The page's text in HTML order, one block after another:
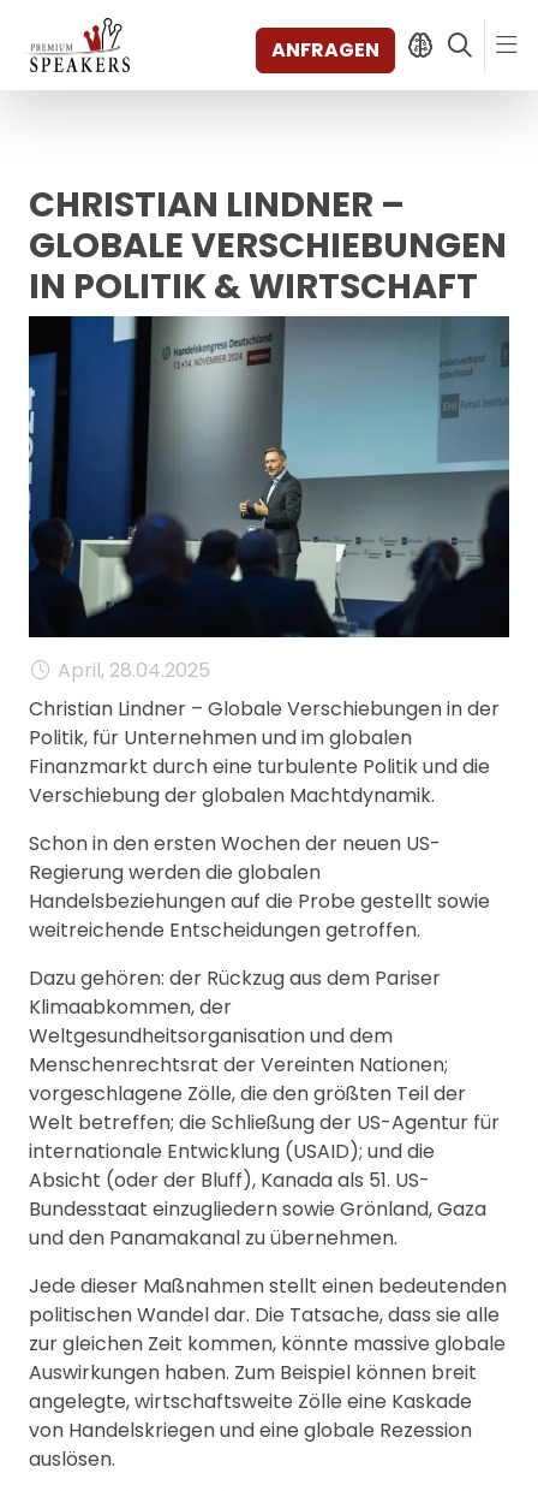
ANFRAGEN
SPEAKERS
THEMEN
ENTDECKEN
SHORTS
VIDEOS
MAGAZIN
BACKSTAGE
AGENTUR
KONTAKT & STANDORTE
MANAGEMENT
FAQ
CHRISTIAN LINDNER –
GLOBALE VERSCHIEBUNGEN
IN POLITIK & WIRTSCHAFT
April, 28.04.2025
Christian Lindner – Globale Verschiebungen in der
Politik, für Unternehmen und im globalen
Finanzmarkt durch eine turbulente Politik und die
Verschiebung der globalen Machtdynamik.
Schon in den ersten Wochen der neuen US-
Regierung werden die globalen
Handelsbeziehungen auf die Probe gestellt sowie
weitreichende Entscheidungen getroffen.
Dazu gehören: der Rückzug aus dem Pariser
Klimaabkommen, der
Weltgesundheitsorganisation und dem
Menschenrechtsrat der Vereinten Nationen;
vorgeschlagene Zölle, die den größten Teil der
Welt betreffen; die Schließung der US-Agentur für
internationale Entwicklung (USAID); und die
Absicht (oder der Bluff), Kanada als 51. US-
Bundesstaat einzugliedern sowie Grönland, Gaza
und den Panamakanal zu übernehmen.
Jede dieser Maßnahmen stellt einen bedeutenden
politischen Wandel dar. Die Tatsache, dass sie alle
zur gleichen Zeit kommen, könnte massive globale
Auswirkungen haben. Zum Beispiel können breit
angelegte, wirtschaftsweite Zölle eine Kaskade
von Handelskriegen und eine globale Rezession
auslösen.